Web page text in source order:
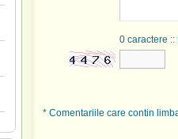
0caractere ::
* Comentariile care contin